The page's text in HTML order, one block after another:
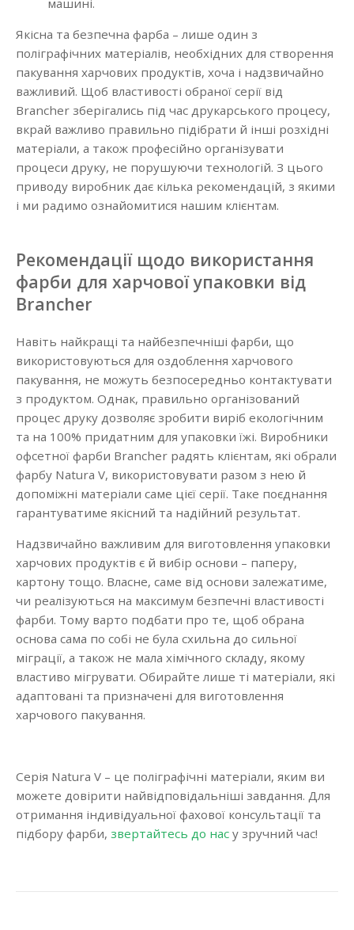
Якісна та безпечна фарба – лише один з
поліграфічних матеріалів, необхідних для створення
пакування харчових продуктів, хоча і надзвичайно
важливий. Щоб властивості обраної серії від
Brancher зберігались під час друкарського процесу,
вкрай важливо правильно підібрати й інші розхідні
матеріали, а також професійно організувати
процеси друку, не порушуючи технологій. З цього
приводу виробник дає кілька рекомендацій, з якими
і ми радимо ознайомитися нашим клієнтам.
Рекомендації щодо використання
фарби для харчової упаковки від
Brancher
Навіть найкращі та найбезпечніші фарби, що
використовуються для оздоблення харчового
пакування, не можуть безпосередньо контактувати
з продуктом. Однак, правильно організований
процес друку дозволяє зробити виріб екологічним
та на 100% придатним для упаковки їжі. Виробники
офсетної фарби Brancher радять клієнтам, які обрали
фарбу Natura V, використовувати разом з нею й
допоміжні матеріали саме цієї серії. Таке поєднання
гарантуватиме якісний та надійний результат.
Надзвичайно важливим для виготовлення упаковки
харчових продуктів є й вибір основи – паперу,
картону тощо. Власне, саме від основи залежатиме,
чи реалізуються на максимум безпечні властивості
фарби. Тому варто подбати про те, щоб обрана
основа сама по собі не була схильна до сильної
міграції, а також не мала хімічного складу, якому
властиво мігрувати. Обирайте лише ті матеріали, які
адаптовані та призначені для виготовлення
харчового пакування.
Серія Natura V – це поліграфічні матеріали, яким ви
можете довірити найвідповідальніші завдання. Для
отримання індивідуальної фахової консультації та
підбору фарби, звертайтесь до нас у зручний час!